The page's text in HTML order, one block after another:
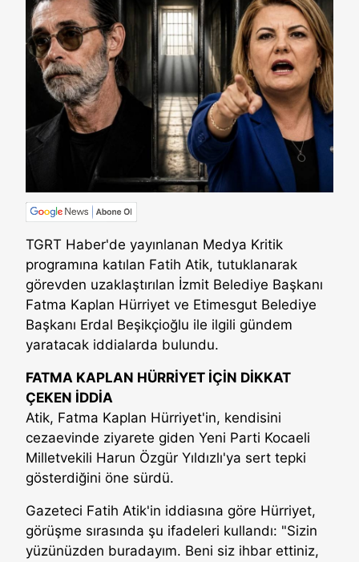
TGRT Haber'de yayınlanan Medya Kritik
programına katılan Fatih Atik, tutuklanarak
görevden uzaklaştırılan İzmit Belediye Başkanı
Fatma Kaplan Hürriyet ve Etimesgut Belediye
Başkanı Erdal Beşikçioğlu ile ilgili gündem
yaratacak iddialarda bulundu.
FATMA KAPLAN HÜRRİYET İÇİN DİKKAT
ÇEKEN İDDİA
Atik, Fatma Kaplan Hürriyet'in, kendisini
cezaevinde ziyarete giden Yeni Parti Kocaeli
Milletvekili Harun Özgür Yıldızlı'ya sert tepki
gösterdiğini öne sürdü.
Gazeteci Fatih Atik'in iddiasına göre Hürriyet,
görüşme sırasında şu ifadeleri kullandı: "Sizin
yüzünüzden buradayım. Beni siz ihbar ettiniz,